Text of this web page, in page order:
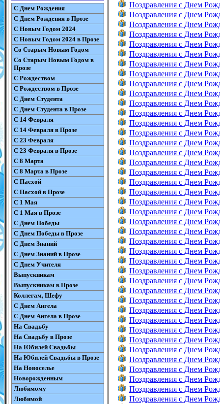
С Днем Рождения
С Днем Рождения в Прозе
С Новым Годом 2024
С Новым Годом 2024 в Прозе
Со Старым Новым Годом
Со Старым Новым Годом в
Прозе
С Рождеством
С Рождеством в Прозе
С Днем Студента
С Днем Студента в Прозе
С 14 Февраля
С 14 Февраля в Прозе
С 23 Февраля
С 23 Февраля в Прозе
С 8 Марта
С 8 Марта в Прозе
С Пасхой
С Пасхой в Прозе
С 1 Мая
С 1 Мая в Прозе
С Днем Победы
С Днем Победы в Прозе
С Днем Знаний
С Днем Знаний в Прозе
С Днем Учителя
Выпускникам
Выпускникам в Прозе
Коллегам, Шефу
С Днем Ангела
С Днем Ангела в Прозе
На Свадьбу
На Свадьбу в Прозе
На Юбилей Свадьбы
На Юбилей Свадьбы в Прозе
На Новоселье
Новорожденным
Любимому
Любимой
Поздравления с Днем
Поздравления с Днем
Поздравления с Днем
Поздравления с Днем
Поздравления с Днем
Поздравления с Днем
Поздравления с Днем
Поздравления с Днем
Поздравления с Днем
Поздравления с Днем
Поздравления с Днем
Поздравления с Днем
Поздравления с Днем
Поздравления с Днем
Поздравления с Днем
Поздравления с Днем
Поздравления с Днем
Поздравления с Днем
Поздравления с Днем
Поздравления с Днем
Поздравления с Днем
Поздравления с Днем
Поздравления с Днем
Поздравления с Днем
Поздравления с Днем
Поздравления с Днем
Поздравления с Днем
Поздравления с Днем
Поздравления с Днем
Поздравления с Днем
Поздравления с Днем
Поздравления с Днем
Поздравления с Днем
Поздравления с Днем
Поздравления с Днем
Поздравления с Днем
Поздравления с Днем
Поздравления с Днем
Поздравления с Днем
Поздравления с Днем
Поздравления с Днем